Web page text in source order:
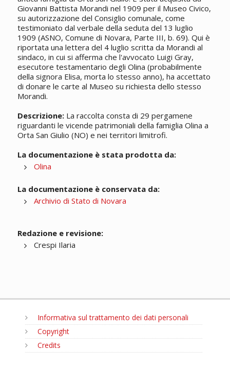
Giovanni Battista Morandi nel 1909 per il Museo Civico,
su autorizzazione del Consiglio comunale, come
testimoniato dal verbale della seduta del 13 luglio
1909 (ASNO, Comune di Novara, Parte III, b. 69). Qui è
riportata una lettera del 4 luglio scritta da Morandi al
sindaco, in cui si afferma che l'avvocato Luigi Gray,
esecutore testamentario degli Olina (probabilmente
della signora Elisa, morta lo stesso anno), ha accettato
di donare le carte al Museo su richiesta dello stesso
Morandi.
Descrizione:La raccolta consta di 29 pergamene
riguardanti le vicende patrimoniali della famiglia Olina a
Orta San Giulio (NO) e nei territori limitrofi.
La documentazione è stata prodotta da:
Olina
La documentazione è conservata da:
Archivio di Stato di Novara
Redazione e revisione:
Crespi Ilaria
Informativa sul trattamento dei dati personali
Copyright
Credits